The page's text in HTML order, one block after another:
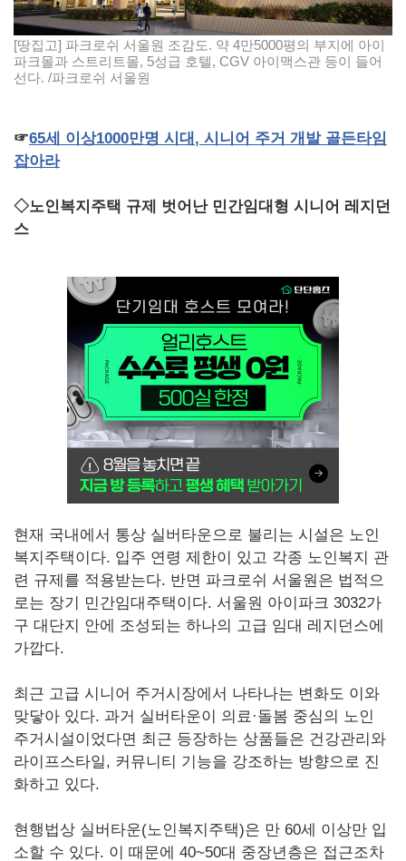
[땅집고] 파크로쉬 서울원 조감도. 약 4만5000평의 부지에 아이
파크몰과 스트리트몰, 5성급 호텔, CGV 아이맥스관 등이 들어
선다. /파크로쉬 서울원
☞65세 이상1000만명 시대 , 시니어 주거 개발 골든타임
잡아라
◇노인복지주택 규제 벗어난 민간임대형 시니어 레지던
스
현재 국내에서 통상 실버타운으로 불리는 시설은 노인
복지주택이다. 입주 연령 제한이 있고 각종 노인복지 관
련 규제를 적용받는다. 반면 파크로쉬 서울원은 법적으
로는 장기 민간임대주택이다. 서울원 아이파크 3032가
구 대단지 안에 조성되는 하나의 고급 임대 레지던스에
가깝다.
최근 고급 시니어 주거시장에서 나타나는 변화도 이와
맞닿아 있다. 과거 실버타운이 의료·돌봄 중심의 노인
주거시설이었다면 최근 등장하는 상품들은 건강관리와
라이프스타일, 커뮤니티 기능을 강조하는 방향으로 진
화하고 있다.
현행법상 실버타운(노인복지주택)은 만 60세 이상만 입
소할 수 있다. 이 때문에 40~50대 중장년층은 접근조차